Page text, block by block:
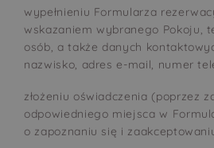
wypełnieniu Formularza
wskazaniem wybranego Pokoju,
osób, a także danych
nazwisko, adres e-mail, numer
złożeniu oświadczenia (poprzez
odpowiedniego miejsca w
o zapoznaniu się i